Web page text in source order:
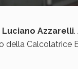
Luciano Azzarelli.
Calcolatrice